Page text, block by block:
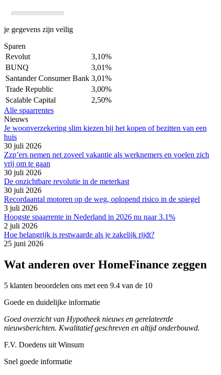
je gegevens zijn veilig
Sparen
Revolut
3,10%
BUNQ
3,01%
Santander Consumer Bank 3,01%
Trade Republic
3,00%
Scalable Capital
2,50%
Alle spaarrentes
Nieuws
Je woonverzekering slim kiezen bij het kopen of bezitten van een
huis
30 juli 2026
Zzp’ers nemen net zoveel vakantie als werknemers en voelen zich
vrij om te gaan
30 juli 2026
De onzichtbare revolutie in de meterkast
30 juli 2026
Recordaantal motoren op de weg, oplopend risico in de spiegel
3 juli 2026
Hoogste spaarrente in Nederland in 2026 nu naar 3.1%
2 juli 2026
Hoe belangrijk is restwaarde als je zakelijk rijdt?
25 juni 2026
Wat anderen over HomeFinance zeggen
5 klanten beoordelen ons met een 9.4 van de 10
Goede en duidelijke informatie
Goed overzicht van Hypotheek nieuws en gerelateerde
nieuwsberichten. Kwalitatief geschreven en altijd onderbouwd.
F.V. Doedens uit Winsum
Snel goede informatie